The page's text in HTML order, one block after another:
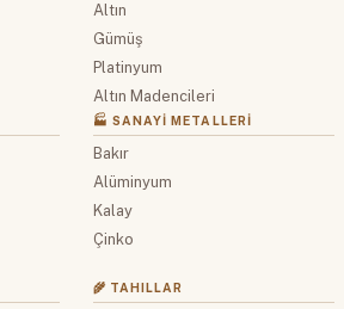
Altın
Gümüş
Platinyum
Altın Madencileri
🏭 SANAYI METALLERI
Bakır
Alüminyum
Kalay
Çinko
🌾 TAHILLAR